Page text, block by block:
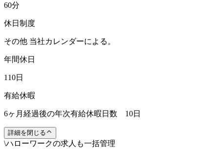
60分
休日制度
その他 当社カレンダーによる。
年間休日
110日
有給休暇
6ヶ月経過後の年次有給休暇日数 10日
詳細を閉じる
\ハローワークの求人も一括管理